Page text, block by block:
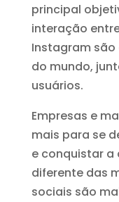
principal
interação
Instagram são
do mundo,
usuários.
Empresas e
mais para se
e conquistar a
diferente das
sociais são